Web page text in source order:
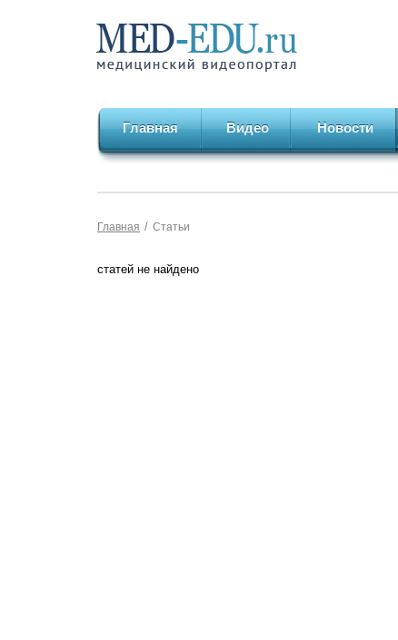
Главная Видео Новости
Главная / Статьи
статей не найдено